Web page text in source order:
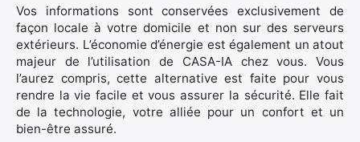
Vos informations sont conservées exclusivement de
façon locale à votre domicile et non sur des serveurs
extérieurs. L’économie d’énergie est également un atout
majeur de l’utilisation de CASA-IA chez vous. Vous
l’aurez compris, cette alternative est faite pour vous
rendre la vie facile et vous assurer la sécurité. Elle fait
de la technologie, votre alliée pour un confort et un
bien-être assuré.